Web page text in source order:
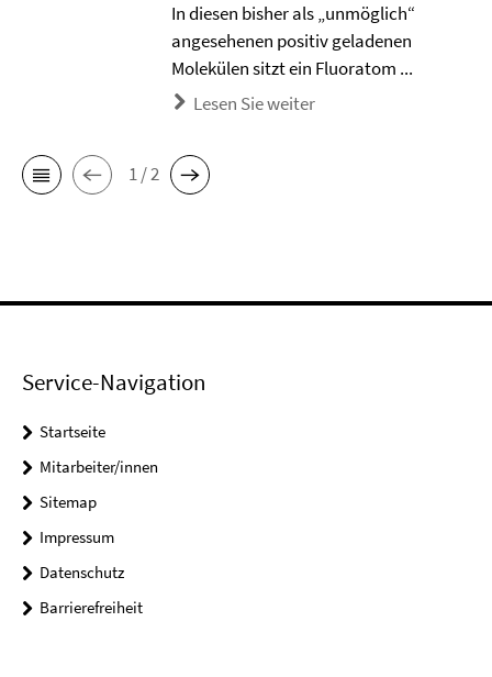
In diesen bisher als „unmöglich“
angesehenen positiv geladenen
Molekülen sitzt ein Fluoratom ...
Lesen Sie weiter
1 / 2
Service-Navigation
Startseite
Mitarbeiter/innen
Sitemap
Impressum
Datenschutz
Barrierefreiheit